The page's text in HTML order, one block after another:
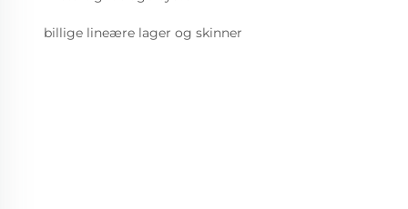
billige lineære lager og skinner